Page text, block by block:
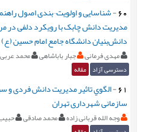
60
-شناسایی و اولویت¬بندی اصول
مدیریت دانش چابک با رویکرد دلفی در
دانش‌بنیان دانشگاه جامع امام حسین (ع)
مهدی فرمانی جبار باباشاهی محمد عربی
دسترسی آزاد مقاله
61
-الگوي تاثير مدیریت دانش فردی و
سازمانی شهرداری تهران
وجه الله قربانی زاده محمد صادقی حبیب